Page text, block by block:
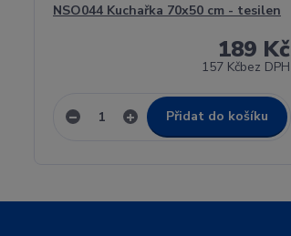
NSO044 Kuchařka 70x50 cm - tesilen
189 Kč
157 Kčbez DPH
Přidat do košíku